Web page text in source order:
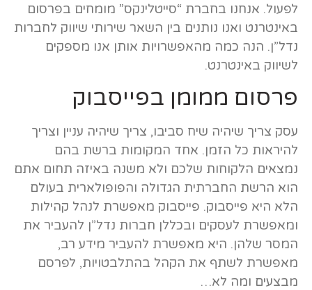
לפעול. אנחנו בחברת “סייטלינקס” מומחים בפרסום
באינטרנט ואנו נותנים בין השאר שירותי שיווק לחברות
נדל”ן. הנה כמה מהאפשרויות אותן אנו מספקים
לשיווק באינטרנט.
פרסום ממומן בפייסבוק
עסק צריך שיהיה שיח סביבו, צריך שיהיה עניין וצריך
להיראות כל הזמן. אחד המקומות ברשת בהם
נמצאים הלקוחות שלכם ולא משנה באיזה תחום אתם
הוא הרשת החברתית הגדולה והפופולארית בעולם
הלא היא פייסבוק. פייסבוק מאפשרת לנהל קהילות
ומאפשרת לעסקים ובכללן חברות נדל”ן להעביר את
המסר שלהן. היא מאפשרת להעביר מידע רב,
מאפשרת לשתף את הקהל בהתלבטויות, לפרסם
מבצעים ומה לא…